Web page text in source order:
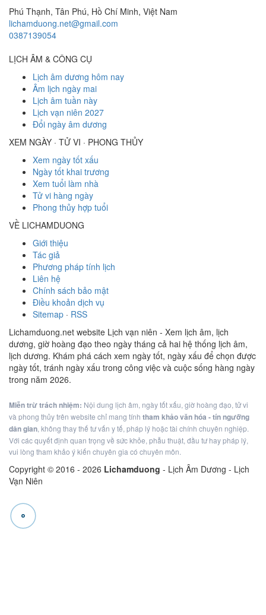
Phú Thạnh, Tân Phú, Hồ Chí Minh, Việt Nam
lichamduong.net@gmail.com
0387139054
LỊCH ÂM & CÔNG CỤ
Lịch âm dương hôm nay
Âm lịch ngày mai
Lịch âm tuần này
Lịch vạn niên 2027
Đổi ngày âm dương
XEM NGÀY · TỬ VI · PHONG THỦY
Xem ngày tốt xấu
Ngày tốt khai trương
Xem tuổi làm nhà
Tử vi hàng ngày
Phong thủy hợp tuổi
VỀ LICHAMDUONG
Giới thiệu
Tác giả
Phương pháp tính lịch
Liên hệ
Chính sách bảo mật
Điều khoản dịch vụ
Sitemap · RSS
Lichamduong.net website Lịch vạn niên - Xem lịch âm, lịch
dương, giờ hoàng đạo theo ngày tháng cả hai hệ thống lịch âm,
lịch dương. Khám phá cách xem ngày tốt, ngày xấu để chọn được
ngày tốt, tránh ngày xấu trong công việc và cuộc sống hàng ngày
trong năm 2026.
Miễn trừ trách nhiệm: Nội dung lịch âm, ngày tốt xấu, giờ hoàng đạo, tử vi
và phong thủy trên website chỉ mang tính tham khảo văn hóa - tín ngưỡng
dân gian, không thay thế tư vấn y tế, pháp lý hoặc tài chính chuyên nghiệp.
Với các quyết định quan trọng về sức khỏe, phẫu thuật, đầu tư hay pháp lý,
vui lòng tham khảo ý kiến chuyên gia có chuyên môn.
Copyright © 2016 - 2026 Lichamduong - Lịch Âm Dương - Lịch
Vạn Niên